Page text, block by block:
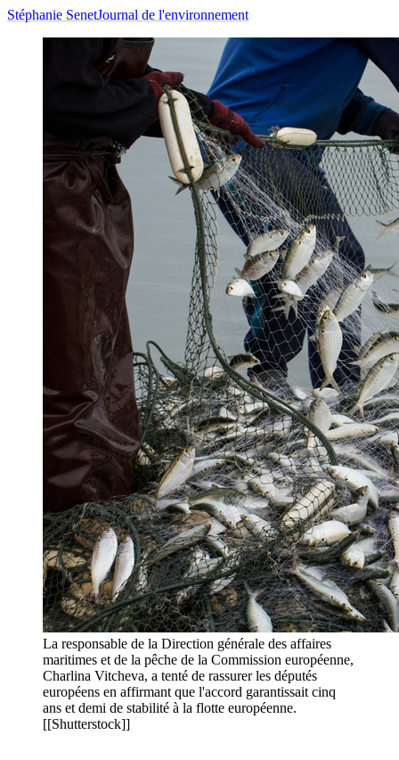
Stéphanie SenetJournal de l'environnement
La responsable de la Direction générale des affaires
maritimes et de la pêche de la Commission européenne,
Charlina Vitcheva, a tenté de rassurer les députés
européens en affirmant que l'accord garantissait cinq
ans et demi de stabilité à la flotte européenne.
[[Shutterstock]]